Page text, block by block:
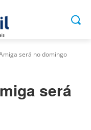
será no domingo
será